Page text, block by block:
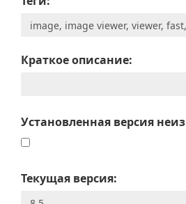
Краткое описание:
Установленная версия
Текущая версия: